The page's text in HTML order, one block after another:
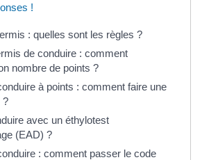
!
: quelles sont les règles ?
de conduire : comment
nombre de points ?
à points : comment faire une
?
avec un éthylotest
(EAD) ?
: comment passer le code